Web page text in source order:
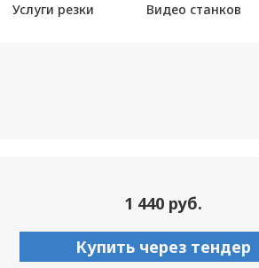
Услуги резки Видео станков
1 440 руб.
Купить через тендер